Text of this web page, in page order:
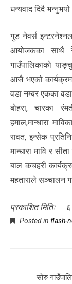
धन्यवाद दिदै भन्नुभयो
गुड नेवर्स
आयोजकका साथै
गाउँपालिकाको
आजै भएको
वडा नम्बर एकका
बोहरा, चारका
हमाल,मान्धारा
रावत, इन्सेक
मान्धारा मावि र
बाल कचहरी
महताराले सञ्चालन
प्रकाशित मितिः
Posted in flash-
सोरु